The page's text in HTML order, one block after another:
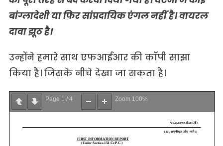
बांग्लादेशी या फिर सांप्रदायिक एंगल नहीं है। वायरल
दावा झूठ है।
उन्होंने हमारे साथ एफआईआर की कॉपी साझा
किया है। जिसके नीचे देखा जा सकता है।
Page 1 / 4 Zoom 100%